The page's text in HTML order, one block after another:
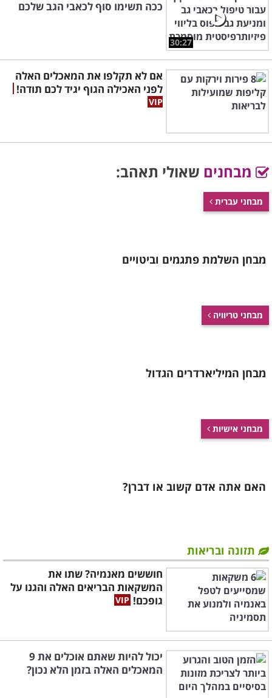
30:27
ככה תשימו סוף לכאבי הגב שלכם
אם לא תקלפו את המאכלים האלה
לפני האכילה הגוף יגיד לכם תודה!
מבחנים שאולי תאהב:
מבחני עברית
מבחן השלמת פתגמים וביטויים
מבחני טריוויה
מבחן המיליארדרים הגדול
מבחני אישיות
האם אתה אדם קשוב או דברן?
תזונה ובריאות
חוששים מאנמיה? שתו את
המשקאות הבריאים האלה והגנו על
גופכם!
יכול להיות שאתם אוכלים את 9
המאכלים האלה בזמן הלא נכון?